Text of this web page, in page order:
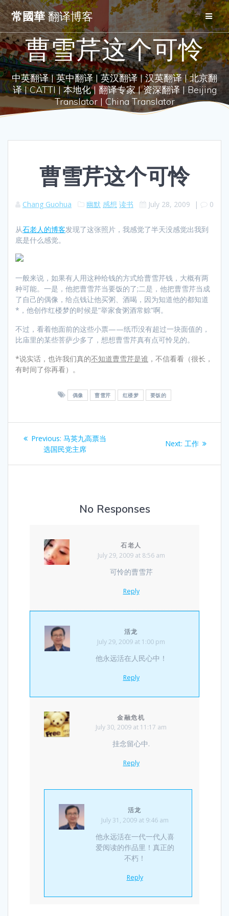
Skip
to
content
常國華翻译博客
曹雪芹这个可怜
中英翻译 | 英中翻译 | 英汉翻译 | 汉英翻译 | 北京翻
译 | CATTI | 本地化 | 翻译专家 | 资深翻译 | Beijing
Translator | China Translator
曹雪芹这个可怜
Chang Guohua 幽默 感想 读书 July 28, 2009 | 0
从石老人的博客发现了这张照片，我感觉了半天没感觉出我到
底是什么感觉。
一般来说，如果有人用这种给钱的方式给曹雪芹钱，大概有两
种可能。一是，他把曹雪芹当要饭的了;二是，他把曹雪芹当成
了自己的偶像，给点钱让他买粥、酒喝，因为知道他的都知道
*，他创作红楼梦的时候是“举家食粥酒常赊”啊。
不过，看着他面前的这些小票——纸币没有超过一块面值的，
比庙里的某些菩萨少多了，想想曹雪芹真有点可怜见的。
*说实话，也许我们真的不知道曹雪芹是谁 ，不信看看（很长，
有时间了你再看）。
偶像 曹雪芹 红楼梦 要饭的
Post
navigation
Previous: Previous
post:
马英九高票当
选国民党主席
Next: Next
工作
No Responses
石老人
July 29, 2009 at 8:56 am
可怜的曹雪芹
Reply
活龙
July 29, 2009 at 1:00 pm
他永远活在人民心中！
Reply
金融危机
July 30, 2009 at 11:17 am
挂念留心中.
Reply
活龙
July 31, 2009 at 9:46 am
他永远活在一代一代人喜
爱阅读的作品里！真正的
不朽！
Reply